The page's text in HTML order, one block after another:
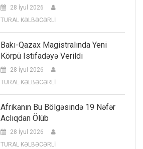
28 İyul 2026
TURAL KƏLBƏCƏRLİ
Bakı-Qazax Magistralında Yeni
Körpü Istifadəyə Verildi
28 İyul 2026
TURAL KƏLBƏCƏRLİ
Afrikanın Bu Bölgəsində 19 Nəfər
Aclıqdan Ölüb
28 İyul 2026
TURAL KƏLBƏCƏRLİ